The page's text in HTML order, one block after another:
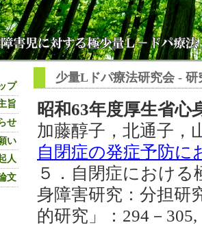
少量Lドパ療法研究会 - 研
昭和63年度厚生省心
加藤醇子，北通子，
自閉症の発症予防に
５．自閉症における
身障害研究：分担研
的研究」：294－305,
プ
旨
せ
い
人
文